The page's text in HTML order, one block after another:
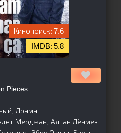
7.6
5.8
Pieces
Драма
Мерджан, Алтан Дёнмез